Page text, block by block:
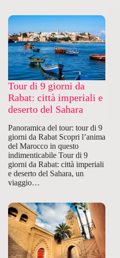
Tour di 9 giorni da
Rabat: città imperiali e
deserto del Sahara
Panoramica del tour: tour di 9
giorni da Rabat Scopri l’anima
del Marocco in questo
indimenticabile Tour di 9
giorni da Rabat: città imperiali
e deserto del Sahara, un
viaggio…